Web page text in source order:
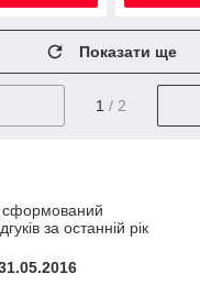
Показати ще
1 / 2
сформований
за останній рік